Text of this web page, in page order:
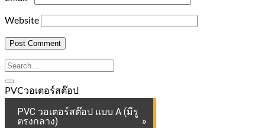
Website
PVCวอเตอร์สต๊อป
PVC วอเตอร์สต๊อป แบบ A (มีรู
ตรงกลาง)